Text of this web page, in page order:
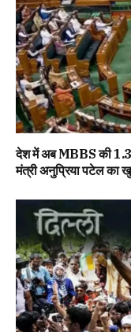
देश में अब MBBS की
मंत्री अनुप्रिया पटेल